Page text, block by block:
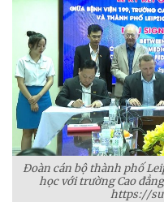
Đoàn cán bộ thành phố
học với trường Cao
https://